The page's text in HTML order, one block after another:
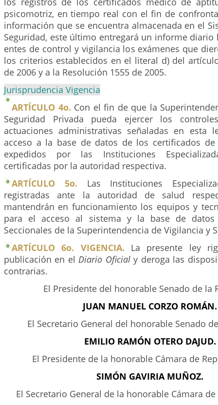
psicomotriz, en tiempo real con el fin de
información que se encuentra almacenada en el
Seguridad, este último entregará un informe
entes de control y vigilancia los exámenes que
los criterios establecidos en el literal d) del
de 2006 y a la Resolución 1555 de 2005.
Jurisprudencia Vigencia
ARTÍCULO 4o. Con el fin de que la
Seguridad Privada pueda ejercer los
actuaciones administrativas señaladas en esta
acceso a la base de datos de los certificados
expedidos por las Instituciones
certificadas por la autoridad respectiva.
ARTÍCULO 5o. Las Instituciones
registradas ante la autoridad de salud
mantendrán en funcionamiento los equipos y
para el acceso al sistema y la base de
Seccionales de la Superintendencia de Vigilancia y
ARTÍCULO 6o. VIGENCIA. La presente ley
publicación en elDiario Oficialy deroga las
contrarias.
El Presidente del honorable Senado de la
JUAN MANUEL CORZO ROMÁN.
El Secretario General del honorable Senado
EMILIO RAMÓN OTERO DAJUD.
El Presidente de la honorable Cámara de
SIMÓN GAVIRIA MUÑOZ.
El Secretario General de la honorable Cámara